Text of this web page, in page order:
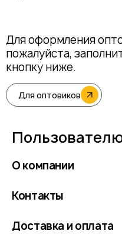
О компании
Контакты
Доставка и оплата
Для оформления
пожалуйста,
кнопку ниже.
Для оптовиков